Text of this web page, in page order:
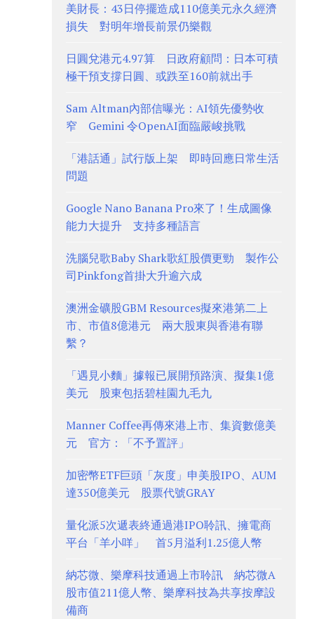
美財長：43日停擺造成110億美元永久經濟
損失 對明年增長前景仍樂觀
日圓兌港元4.97算 日政府顧問：日本可積
極干預支撐日圓、或跌至160前就出手
Sam Altman內部信曝光：AI領先優勢收
窄 Gemini 令OpenAI面臨嚴峻挑戰
「港話通」試行版上架 即時回應日常生活
問題
Google Nano Banana Pro來了！生成圖像
能力大提升 支持多種語言
洗腦兒歌Baby Shark歌紅股價更勁 製作公
司Pinkfong首掛大升逾六成
澳洲金礦股GBM Resources擬來港第二上
市、市值8億港元 兩大股東與香港有聯
繫？
「遇見小麵」據報已展開預路演、擬集1億
美元 股東包括碧桂園九毛九
Manner Coffee再傳來港上市、集資數億美
元 官方：「不予置評」
加密幣ETF巨頭「灰度」申美股IPO、AUM
達350億美元 股票代號GRAY
量化派5次遞表終通過港IPO聆訊、擁電商
平台「羊小咩」 首5月溢利1.25億人幣
納芯微、樂摩科技通過上市聆訊 納芯微A
股市值211億人幣、樂摩科技為共享按摩設
備商